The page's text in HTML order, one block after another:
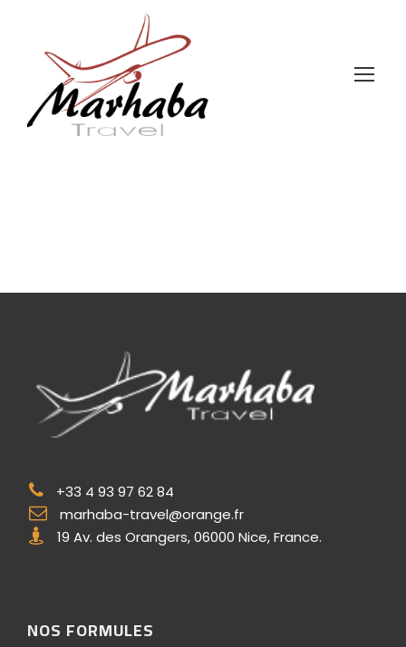
+33 4 93 97 62 84
marhaba-travel@orange.fr
19 Av. des Orangers, 06000 Nice, France.
NOS FORMULES